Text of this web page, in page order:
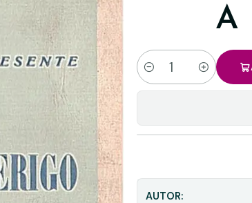
A
Quantidade
AUTOR: